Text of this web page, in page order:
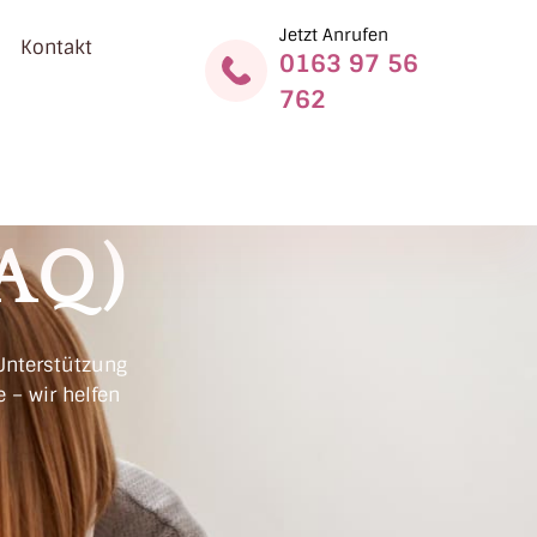
Kontakt
Jetzt Anrufen
0163 97 56
762
– wir helfen